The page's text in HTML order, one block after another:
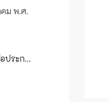
คม พ.ศ.
ประก...